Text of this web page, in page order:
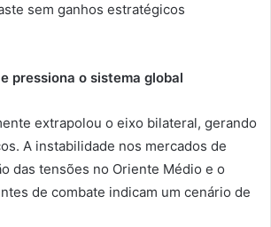
sem ganhos estratégicos
pressiona o sistema global
extrapolou o eixo bilateral, gerando
A instabilidade nos mercados de
das tensões no Oriente Médio e o
de combate indicam um cenário de